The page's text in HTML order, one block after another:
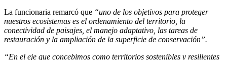
La funcionaria remarcó que “uno de los objetivos para proteger
nuestros ecosistemas es el ordenamiento del territorio, la
conectividad de paisajes, el manejo adaptativo, las tareas de
restauración y la ampliación de la superficie de conservación”.
“En el eje que concebimos como territorios sostenibles y resilientes